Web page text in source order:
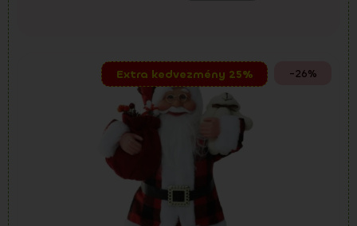
-26%
Extra kedvezmény 25%